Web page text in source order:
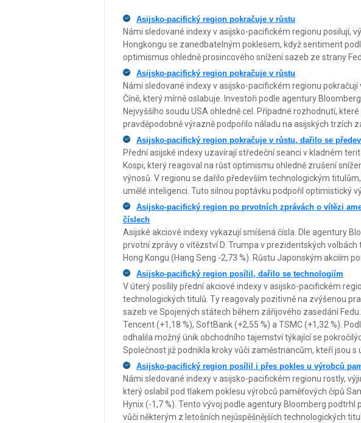
Asijsko-pacifický region pokračuje v růstu
Námi sledované indexy v asijsko-pacifickém regionu posilují,
Hongkongu se zanedbatelným poklesem, když sentiment
optimismus ohledně prosincového snížení sazeb ze strany
Asijsko-pacifický region pokračuje v růstu
Námi sledované indexy v asijsko-pacifickém regionu
Číně, který mírně oslabuje. Investoři podle agentury
Nejvyššího soudu USA ohledně cel. Případné rozhodnutí,
pravděpodobně výrazně podpořilo náladu na asijských trzích
Asijsko-pacifický region pokračuje v růstu, dařilo se
Přední asijské indexy uzavírají středeční seanci v kladném
Kospi, který reagoval na růst optimismu ohledně zrušení
výnosů. V regionu se dařilo především technologickým
umělé inteligenci. Tuto silnou poptávku podpořil optimistický
Asijsko-pacifický region po prvotních zprávách o vítězi
číslech
Asijské akciové indexy vykazují smíšená čísla. Dle agentury
prvotní zprávy o vítězství D. Trumpa v prezidentských
Hong Kongu (Hang Seng -2,73 %). Růstu Japonským akciím
Asijsko-pacifický region posílil, dařilo se technologiím
V úterý posílily přední akciové indexy v asijsko-pacifickém
technologických titulů. Ty reagovaly pozitivně na zvýšenou
sazeb ve Spojených státech během zářijového zasedání
Tencent (+1,18 %), SoftBank (+2,55 %) a TSMC (+1,32 %).
odhalila možný únik obchodního tajemství týkající se
Společnost již podnikla kroky vůči zaměstnancům, kteří jsou s
Asijsko-pacifický region posílil i přes pokles u výrobců
Námi sledované indexy v asijsko-pacifickém regionu rostly,
který oslabil pod tlakem poklesu výrobců paměťových čipů
Hynix (-1,7 %). Tento vývoj podle agentury Bloomberg
vůči některým z letošních nejúspěšnějších technologických